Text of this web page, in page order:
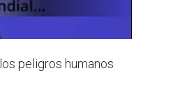
peligros humanos